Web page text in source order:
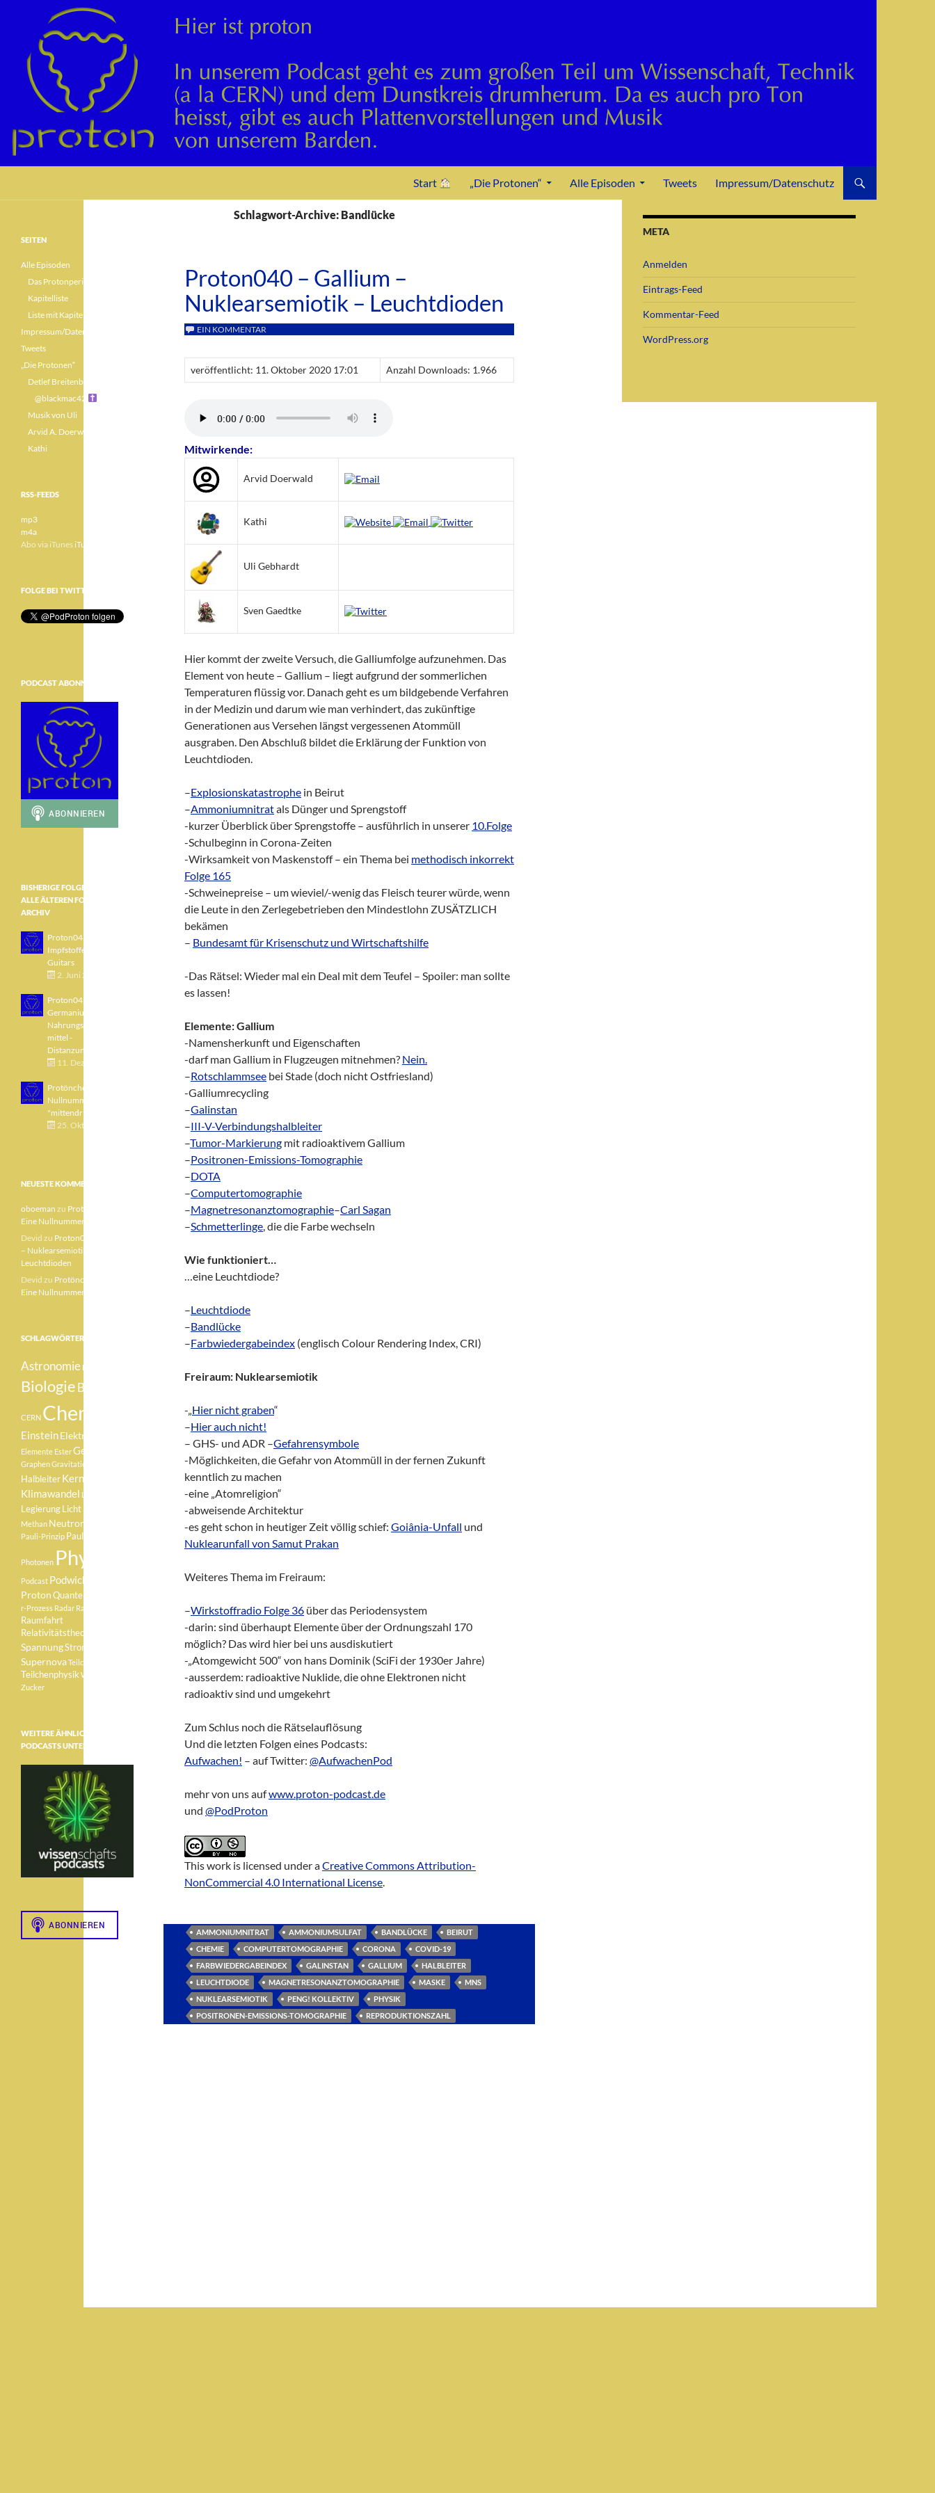
Start „Die Protonen“ Alle Episoden Tweets Impressum/Datenschutz
Schlagwort-Archive: Bandlücke
Proton040 – Gallium –
Nuklearsemiotik – Leuchtdioden
EIN KOMMENTAR
veröffentlicht: 11. Oktober 2020 17:01 Anzahl Downloads: 1.966
Mitwirkende:
Arvid Doerwald
Kathi
Uli Gebhardt
Sven Gaedtke
Hier kommt der zweite Versuch, die Galliumfolge aufzunehmen. Das
Element von heute – Gallium – liegt aufgrund der sommerlichen
Temperaturen flüssig vor. Danach geht es um bildgebende Verfahren
in der Medizin und darum wie man verhindert, das zukünftige
Generationen aus Versehen längst vergessenen Atommüll
ausgraben. Den Abschluß bildet die Erklärung der Funktion von
Leuchtdioden.
–Explosionskatastrophe in Beirut
–Ammoniumnitratals Dünger und Sprengstoff
-kurzer Überblick über Sprengstoffe – ausführlich in unserer 10.Folge
-Schulbeginn in Corona-Zeiten
-Wirksamkeit von Maskenstoff – ein Thema bei methodisch inkorrekt
Folge 165
-Schweinepreise – um wieviel/-wenig das Fleisch teurer würde, wenn
die Leute in den Zerlegebetrieben den Mindestlohn ZUSÄTZLICH
bekämen
– Bundesamt für Krisenschutz und Wirtschaftshilfe
-Das Rätsel: Wieder mal ein Deal mit dem Teufel – Spoiler: man sollte
es lassen!
Elemente: Gallium
-Namensherkunft und Eigenschaften
-darf man Gallium in Flugzeugen mitnehmen? Nein.
–Rotschlammsee bei Stade (doch nicht Ostfriesland)
-Galliumrecycling
–Galinstan
–III-V-Verbindungshalbleiter
–Tumor-Markierung mit radioaktivem Gallium
–Positronen-Emissions-Tomographie
–DOTA
–Computertomographie
–Magnetresonanztomographie–Carl Sagan
–Schmetterlinge, die die Farbe wechseln
Wie funktioniert…
…eine Leuchtdiode?
–Leuchtdiode
–Bandlücke
–Farbwiedergabeindex (englisch Colour Rendering Index, CRI)
Freiraum: Nuklearsemiotik
-„Hier nicht graben“
–Hier auch nicht!
– GHS- und ADR –Gefahrensymbole
-Möglichkeiten, die Gefahr von Atommüll in der fernen Zukunft
kenntlich zu machen
-eine „Atomreligion“
-abweisende Architektur
-es geht schon in heutiger Zeit völlig schief: Goiânia-Unfall und
Nuklearunfall von Samut Prakan
Weiteres Thema im Freiraum:
–Wirkstoffradio Folge 36 über das Periodensystem
-darin: sind überhaupt Elemente über der Ordnungszahl 170
möglich? Das wird hier bei uns ausdiskutiert
-„Atomgewicht 500“ von hans Dominik (SciFi der 1930er Jahre)
-ausserdem: radioaktive Nuklide, die ohne Elektronen nicht
radioaktiv sind und umgekehrt
Zum Schlus noch die Rätselauflösung
Und die letzten Folgen eines Podcasts:
Aufwachen! – auf Twitter: @AufwachenPod
mehr von uns aufwww.proton-podcast.de
und @PodProton
This work is licensed under aCreative Commons Attribution-
NonCommercial 4.0 International License.
AMMONIUMNITRAT AMMONIUMSULFAT BANDLÜCKE
BEIRUT
CHEMIE
COMPUTERTOMOGRAPHIE CORONA
COVID-19
FARBWIEDERGABEINDEX
GALINSTAN GALLIUM
HALBLEITER
LEUCHTDIODE
MAGNETRESONANZTOMOGRAPHIE MASKE
MNS
NUKLEARSEMIOTIK
PENG! KOLLEKTIV
PHYSIK
POSITRONEN-EMISSIONS-TOMOGRAPHIE
REPRODUKTIONSZAHL
META
Anmelden
Eintrags-Feed
Kommentar-Feed
WordPress.org
SEITEN
Alle Episoden
Das Protonperiodensystem
Kapitelliste
Liste mit Kapiteln
Impressum/Datenschutz
Tweets
„Die Protonen“
Detlef Breitenbach
@blackmac42
Musik von Uli
Arvid A. Doerwald
Kathi
RSS-FEEDS
mp3
m4a
Abo via iTunes iTunes
FOLGE BEI TWITTER
PODCAST ABONNIEREN
BISHERIGE FOLGEN ………………
ALLE ÄLTEREN FOLGEN IM
ARCHIV
Proton043 - Arsen -
Impfstoffe - Blue
Guitars
2. Juni 2021
Proton042 -
Germanium -
Nahrungsergänzungs
mittel -
Distanzunterricht
11. Dezember 2020
Protönchen 041 - Eine
Nullnummer
"mittendrin"
25. Oktober 2020
NEUESTE KOMMENTARE
oboeman zu Protönchen 041 –
Eine Nullnummer „mittendrin“
Devid zu Proton040 – Gallium
– Nuklearsemiotik –
Leuchtdioden
Devid zu Protönchen 041 –
Eine Nullnummer „mittendrin“
SCHLAGWÖRTER
Astronomie Betazerfall
BiologieBotanik
CERN Chemie
EinsteinElektron
Elemente EsterGeologie
GraphenGravitationswellen
Halbleiter Kernfusion
Klimawandel Lachgas
Legierung Licht
Methan Neutron
Pauli-Prinzip Pauli-Verbot
Photonen Physik
Podcast Podwichteln
Proton Quantenphysik
r-Prozess Radar Radioaktivität
Raumfahrt
Relativitätstheorie
SpannungStrom
SupernovaTeilchen
TeilchenphysikWeisser Zwerg
Zucker
WEITERE ÄHNLICHE
PODCASTS UNTER: